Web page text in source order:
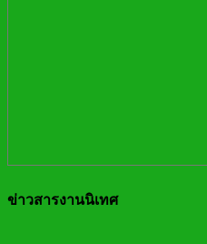
ข่าวสารงานนิเทศ